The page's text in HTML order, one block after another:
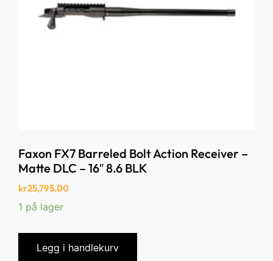
Faxon FX7 Barreled Bolt Action Receiver –
Matte DLC – 16″ 8.6 BLK
kr25,795.00
1 på lager
Legg i handlekurv